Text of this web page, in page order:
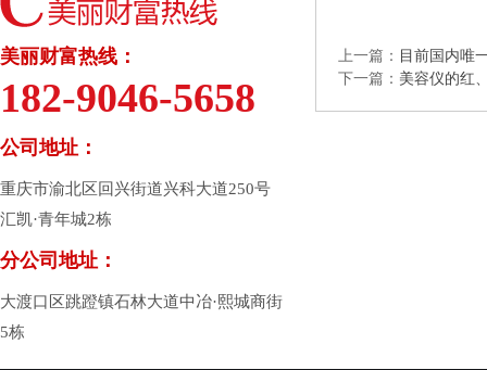
美丽财富热线：
182-9046-5658
公司地址：
重庆市渝北区回兴街道兴科大道250号
汇凯·青年城2栋
分公司地址：
大渡口区跳蹬镇石林大道中冶·熙城商街
5栋
上一篇： 目前国内唯
下一篇： 美容仪的红